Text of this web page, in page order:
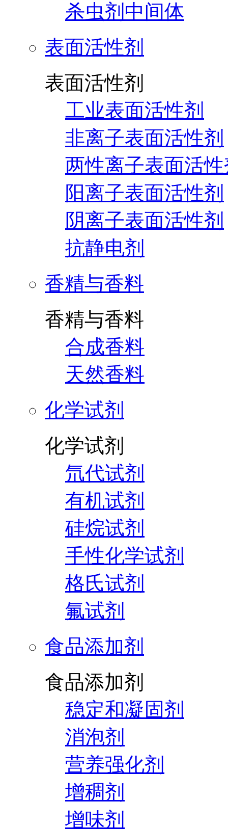
杀虫剂中间体
表面活性剂
表面活性剂
工业表面活性剂
非离子表面活性剂
两性离子表面活
阳离子表面活性剂
阴离子表面活性剂
抗静电剂
香精与香料
香精与香料
合成香料
天然香料
化学试剂
化学试剂
氘代试剂
有机试剂
硅烷试剂
手性化学试剂
格氏试剂
氟试剂
食品添加剂
食品添加剂
稳定和凝固剂
消泡剂
营养强化剂
增稠剂
增味剂